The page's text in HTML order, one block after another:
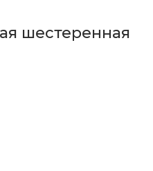
шестеренная